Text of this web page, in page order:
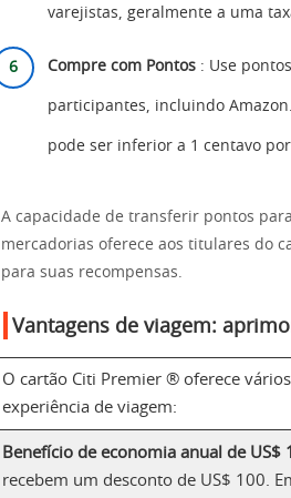
varejistas, geralmente a uma
Compre com Pontos : Use
participantes, incluindo
pode ser inferior a 1 centavo
A capacidade de transferir pontos
mercadorias oferece aos titulares do
para suas recompensas.
Vantagens de viagem:
O cartão Citi Premier ® oferece
experiência de viagem:
Benefício de economia anual de US$
recebem um desconto de US$ 100.